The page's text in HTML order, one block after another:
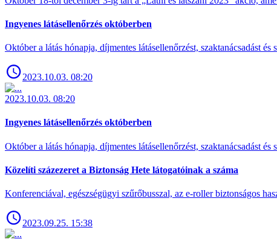
Ingyenes látásellenőrzés októberben
Október a látás hónapja, díjmentes látásellenőrzést, szaktanácsadást
2023.10.03. 08:20
2023.10.03. 08:20
Ingyenes látásellenőrzés októberben
Október a látás hónapja, díjmentes látásellenőrzést, szaktanácsadást
Közelíti százezeret a Biztonság Hete látogatóinak a száma
Konferenciával, egészségügyi szűrőbusszal, az e-roller biztonságos
2023.09.25. 15:38